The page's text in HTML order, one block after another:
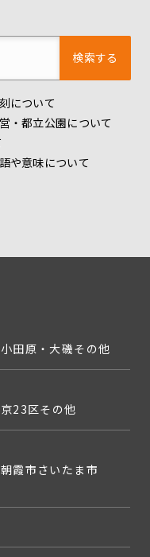
検索する
について
・都立公園について
や意味について
小田原・大磯その他
23区その他
朝霞市 さいたま市